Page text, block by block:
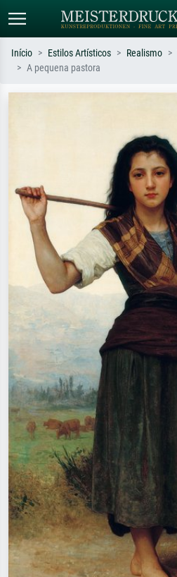
Início Estilos Artísticos Realismo
A pequena pastora